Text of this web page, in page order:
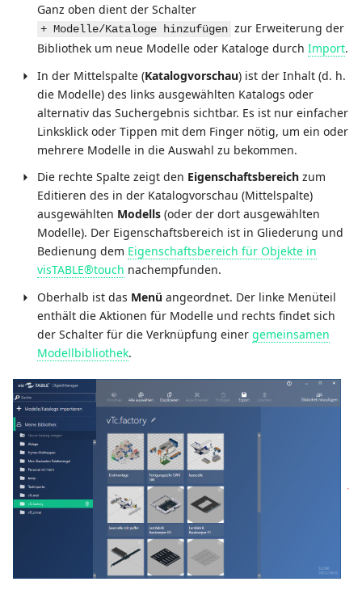
Ganz oben dient der Schalter
+ Modelle/Kataloge hinzufügen zur Erweiterung der
Bibliothek um neue Modelle oder Kataloge durch Import.
In der Mittelspalte (Katalogvorschau) ist der Inhalt (d. h.
die Modelle) des links ausgewählten Katalogs oder
alternativ das Suchergebnis sichtbar. Es ist nur einfacher
Linksklick oder Tippen mit dem Finger nötig, um ein oder
mehrere Modelle in die Auswahl zu bekommen.
Die rechte Spalte zeigt den Eigenschaftsbereich zum
Editieren des in der Katalogvorschau (Mittelspalte)
ausgewählten Modells (oder der dort ausgewählten
Modelle). Der Eigenschaftsbereich ist in Gliederung und
Bedienung dem Eigenschaftsbereich für Objekte in
visTABLE®touch nachempfunden.
Oberhalb ist das Menü angeordnet. Der linke Menüteil
enthält die Aktionen für Modelle und rechts findet sich
der Schalter für die Verknüpfung einer gemeinsamen
Modellbibliothek.